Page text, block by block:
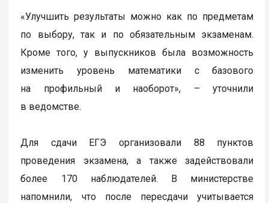
«Улучшить результаты можно как по предметам
по выбору, так и по обязательным экзаменам.
Кроме того, у выпускников была возможность
изменить уровень математики с базового
на профильный и наоборот», – уточнили
в ведомстве.
Для сдачи ЕГЭ организовали 88 пунктов
проведения экзамена, а также задействовали
более 170 наблюдателей. В министерстве
напомнили, что после пересдачи учитывается